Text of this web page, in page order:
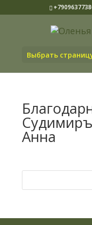
Выбрать
Анна